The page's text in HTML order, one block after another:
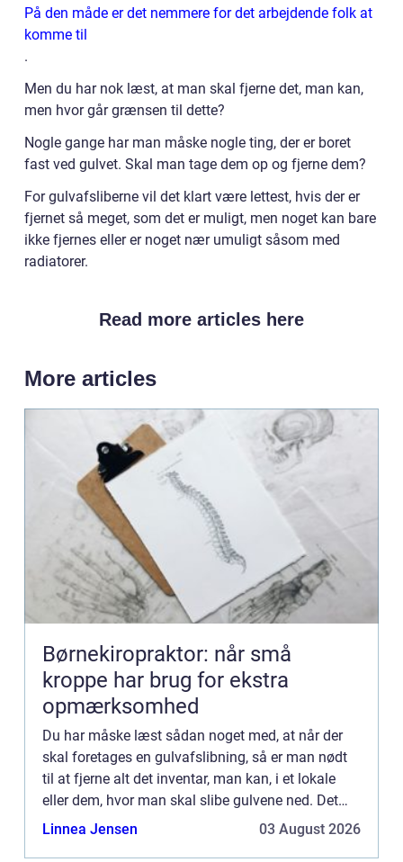
På den måde er det nemmere for det arbejdende folk at
komme til
.
Men du har nok læst, at man skal fjerne det, man kan,
men hvor går grænsen til dette?
Nogle gange har man måske nogle ting, der er boret
fast ved gulvet. Skal man tage dem op og fjerne dem?
For gulvafsliberne vil det klart være lettest, hvis der er
fjernet så meget, som det er muligt, men noget kan bare
ikke fjernes eller er noget nær umuligt såsom med
radiatorer.
Read more articles here
More articles
Børnekiropraktor: når små
kroppe har brug for ekstra
opmærksomhed
Du har måske læst sådan noget med, at når der
skal foretages en gulvafslibning, så er man nødt
til at fjerne alt det inventar, man kan, i et lokale
eller dem, hvor man skal slibe gulvene ned. Det
giver jo sig selv...
Linnea Jensen 03 August 2026